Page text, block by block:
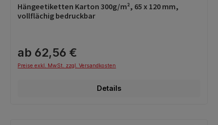
Durchschnittliche Bewertung von 0 von 5 Sternen
Hängeetiketten Karton 300g/m², 65 x 120 mm,
vollflächig bedruckbar
ab 62,56 €
Preise exkl. MwSt. zzgl. Versandkosten
Details